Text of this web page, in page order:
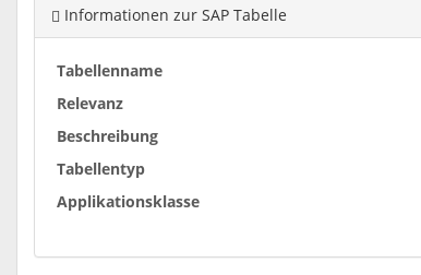
Informationen zur SAP Tabelle
Tabellenname
Relevanz
Beschreibung
Tabellentyp
Applikationsklasse